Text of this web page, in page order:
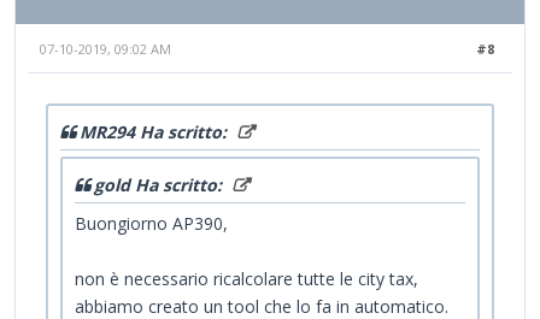
#8
07-10-2019, 09:02 AM
MR294 Ha scritto:
gold Ha scritto:
Buongiorno AP390,
non è necessario ricalcolare tutte le city tax,
abbiamo creato un tool che lo fa in automatico.